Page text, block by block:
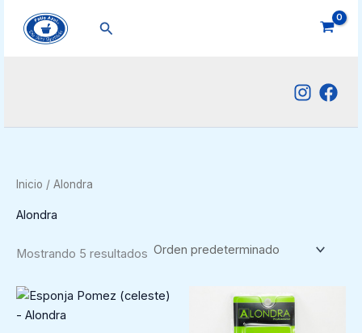
contenido
Buscar
Inicio / Alondra
Alondra
Mostrando 5 resultados